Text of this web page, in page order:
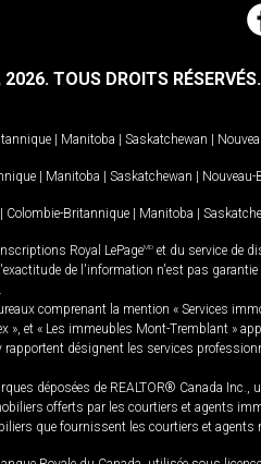
2026. TOUS DROITS RÉSERVÉS.
Manitoba Saskatchewan
Manitoba Saskatchewan
Colombie-Britannique Manitoba
Royal LePageMD et du service de
de l'information n'est pas
comprenant la mention « Services
», et « Les immeubles Mont-Tremblant »
désignent les services
déposées de REALTOR® Canada
offerts par les courtiers et agents
que fournissent les courtiers et agents